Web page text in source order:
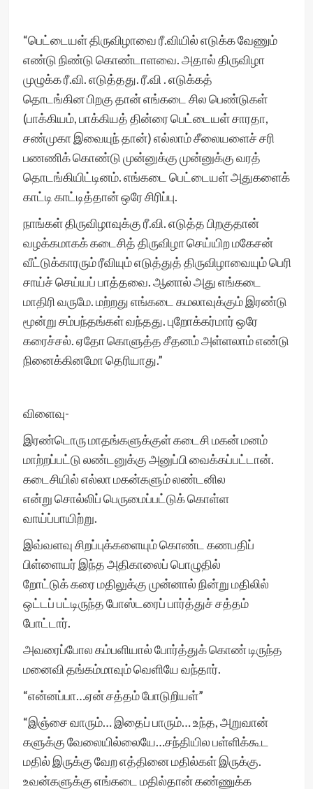
“பெட்டையள் திருவிழாவை ரீ.வியில் எடுக்க வேணும்
எண்டு நிண்டு கொண்டாளவை. அதால் திருவிழா
முழுக்க ரீ.வி. எடுத்தது. ரீ.வி . எடுக்கத்
தொடங்கின பிறகு தான் எங்கடை சில பெண்டுகள்
(பாக்கியம், பாக்கியத் தின்ரை பெட்டையள் சாரதா,
சண்முகா இவையுந் தான்) எல்லாம் சீலையளைச் சரி
பணணிக் கொண்டு முன்னுக்கு முன்னுக்கு வரத்
தொடங்கியிட்டினம். எங்கடை பெட்டையள் அதுகளைக்
காட்டி காட்டித்தான் ஒரே சிரிப்பு.
நாங்கள் திருவிழாவுக்கு ரீ.வி. எடுத்த பிறகுதான்
வழக்கமாகக் கடைசித் திருவிழா செய்யிற மகேசன்
வீட்டுக்காரரும் ரீவியும் எடுத்துத் திருவிழாவையும் பெரி
சாய்ச் செய்யப் பாத்தவை. ஆனால் அது எங்கடை
மாதிரி வருமே. மற்றது எங்கடை கமலாவுக்கும் இரண்டு
மூன்று சம்பந்தங்கள் வந்தது. புறோக்கர்மார் ஒரே
கரைச்சல். ஏதோ கொளுத்த சீதனம் அள்ளலாம் எண்டு
நினைக்கினமோ தெரியாது.”
விளைவு-
இரண்டொரு மாதங்களுக்குள் கடைசி மகன் மனம்
மாற்றப்பட்டு லண்டனுக்கு அனுப்பி வைக்கப்பட்டான்.
கடைசியில் எல்லா மகன்களும் லண்டனில
என்று சொல்லிப் பெருமைப்பட்டுக் கொள்ள
வாய்ப்பாயிற்று.
இவ்வளவு சிறப்புக்களையும் கொண்ட கணபதிப்
பிள்ளையர் இந்த அதிகாலைப் பொழுதில்
றோட்டுக் கரை மதிலுக்கு முன்னால் நின்று மதிலில்
ஒட்டப் பட்டிருந்த போஸ்டரைப் பார்த்துச் சத்தம்
போட்டார்.
அவரைப்போல கம்பளியால் போர்த்துக் கொண் டிருந்த
மனைவி தங்கம்மாவும் வெளியே வந்தார்.
“என்னப்பா…ஏன் சத்தம் போடுறியள்”
“இஞ்சை வாரும்… இதைப் பாரும்… உந்த, அறுவான்
களுக்கு வேலையில்லையே…சந்தியில பள்ளிக்கூட
மதில் இருக்கு வேற எத்தினை மதில்கள் இருக்கு.
உவன்களுக்கு எங்கடை மதில்தான் கண்ணுக்க